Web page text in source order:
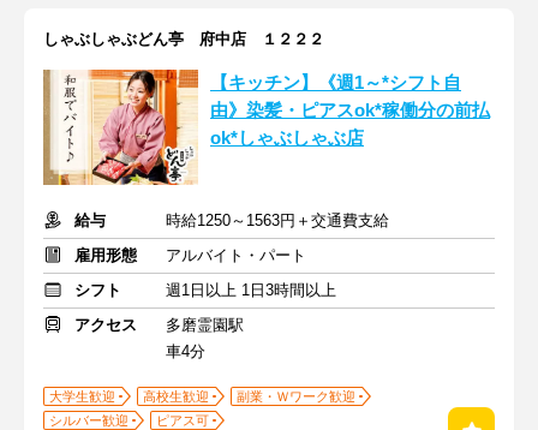
しゃぶしゃぶどん亭 府中店 １２２２
【キッチン】《週1～*シフト自
由》染髪・ピアスok*稼働分の前払
ok*しゃぶしゃぶ店
給与
時給1250～1563円＋交通費支給
雇用形態
アルバイト・パート
シフト
週1日以上 1日3時間以上
アクセス
多磨霊園駅
車4分
大学生歓迎 高校生歓迎
副業・Ｗワーク歓迎
シルバー歓迎
ピアス可